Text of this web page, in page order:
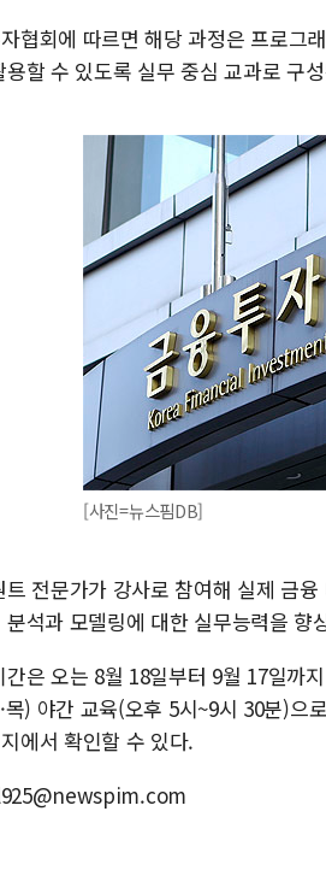
협회에 따르면 해당 과정은 프로그
용할 수 있도록 실무 중심 교과로 구
[사진=뉴스핌DB]
트 전문가가 강사로 참여해 실제 금
분석과 모델링에 대한 실무능력을 향
간은 오는 8월 18일부터 9월 17일까
목) 야간 교육(오후 5시~9시 30분)으
에서 확인할 수 있다.